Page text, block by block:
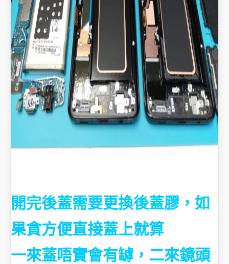
開完後蓋需要更換後蓋膠，如
果貪方便直接蓋上就算
一來蓋唔實會有罅，二來鏡頭